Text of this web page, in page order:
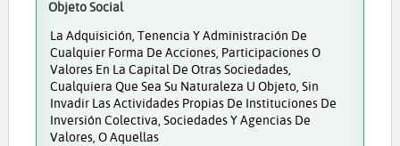
Objeto Social
La Adquisición, Tenencia Y Administración De
Cualquier Forma De Acciones, Participaciones O
Valores En La Capital De Otras Sociedades,
Cualquiera Que Sea Su Naturaleza U Objeto, Sin
Invadir Las Actividades Propias De Instituciones De
Inversión Colectiva, Sociedades Y Agencias De
Valores, O Aquellas